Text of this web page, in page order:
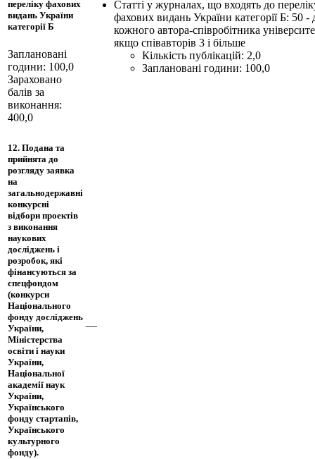
переліку фахових
видань України
категорії Б
Заплановані
години: 100,0
Зараховано
балів за
виконання:
400,0
Статті у журналах, що входять до
фахових видань України категорії Б: 50 -
кожного автора-співробітника
якщо співавторів 3 і більше
Кількість публікацій: 2,0
Заплановані години: 100,0
12. Подана та
прийнята до
розгляду заявка
на
загальнодержавні
конкурсні
відбори проектів
з виконання
наукових
досліджень і
розробок, які
фінансуються за
спецфондом
(конкурси
Національного
фонду досліджень
України,
Міністерства
освіти і науки
України,
Національної
академії наук
України,
Українського
фонду стартапів,
Українського
культурного
фонду).
—